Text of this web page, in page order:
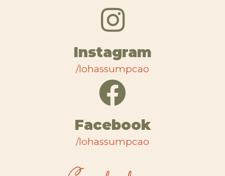
Instagram
/lohassumpcao
Facebook
/lohassumpcao